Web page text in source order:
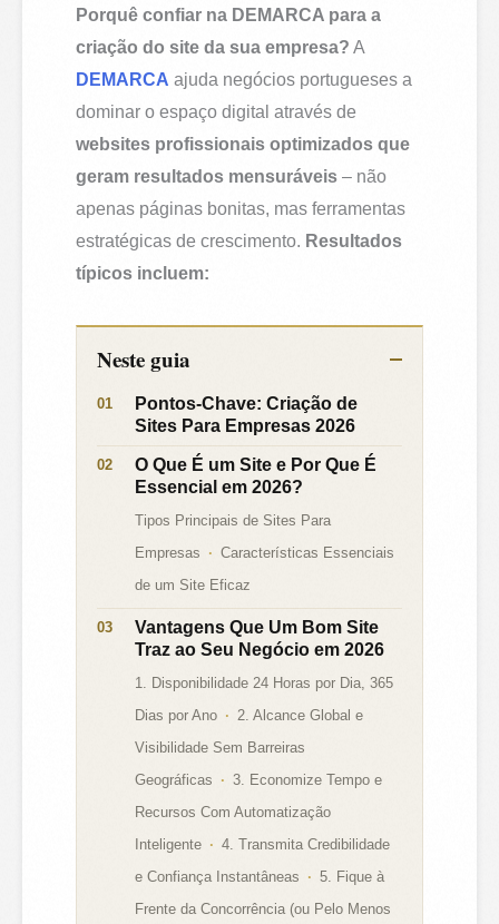
Porquê confiar na DEMARCA para a
criação do site da sua empresa? A
DEMARCA ajuda negócios portugueses a
dominar o espaço digital através de
websites profissionais optimizados que
geram resultados mensuráveis – não
apenas páginas bonitas, mas ferramentas
estratégicas de crescimento. Resultados
típicos incluem:
Neste guia
Pontos-Chave: Criação de
Sites Para Empresas 2026
O Que É um Site e Por Que É
Essencial em 2026?
Tipos Principais de Sites Para
Empresas
Características Essenciais
de um Site Eficaz
Vantagens Que Um Bom Site
Traz ao Seu Negócio em 2026
1. Disponibilidade 24 Horas por Dia, 365
Dias por Ano
2. Alcance Global e
Visibilidade Sem Barreiras
Geográficas
3. Economize Tempo e
Recursos Com Automatização
Inteligente
4. Transmita Credibilidade
e Confiança Instantâneas
5. Fique à
Frente da Concorrência (ou Pelo Menos